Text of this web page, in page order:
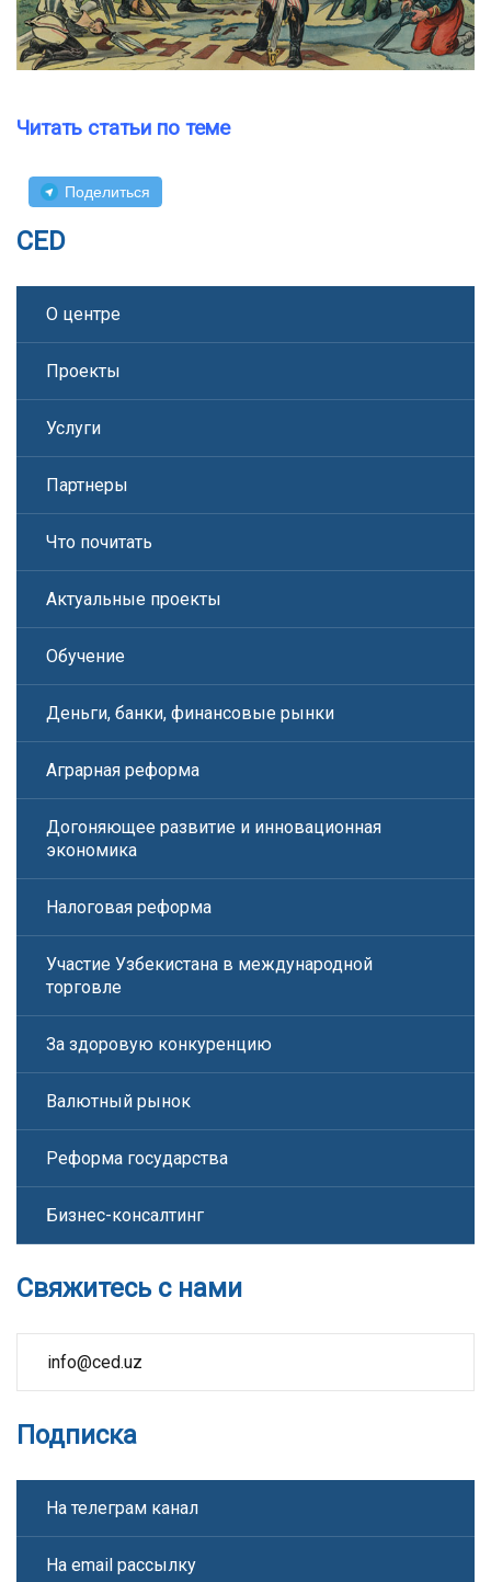
Читать статьи по теме
Поделиться
CED
О центре
Проекты
Услуги
Партнеры
Что почитать
Актуальные проекты
Обучение
Деньги, банки, финансовые рынки
Аграрная реформа
Догоняющее развитие и инновационная
экономика
Налоговая реформа
Участие Узбекистана в международной
торговле
За здоровую конкуренцию
Валютный рынок
Реформа государства
Бизнес-консалтинг
Свяжитесь с нами
info@ced.uz
Подписка
На телеграм канал
На email рассылку